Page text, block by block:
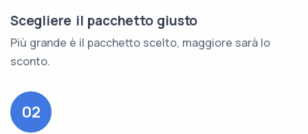
Scegliere il pacchetto giusto
Più grande è il pacchetto scelto, maggiore sarà lo
sconto.
02